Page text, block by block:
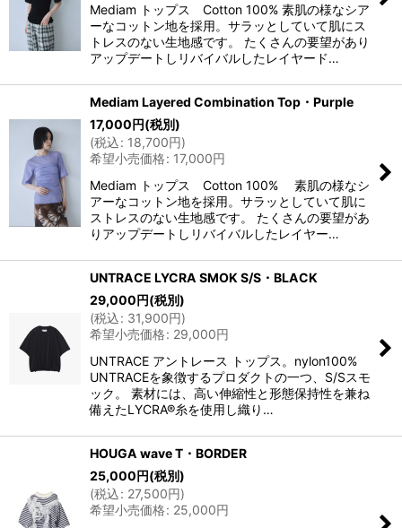
Mediam トップス Cotton 100% 素肌の様なシア
ーなコットン地を採用。サラッとしていて肌にス
トレスのない生地感です。 たくさんの要望があり
アップデートしリバイバルしたレイヤード…
Mediam Layered Combination Top・Purple
17,000円(税別)
(税込: 18,700円)
希望小売価格: 17,000円
Mediam トップス Cotton 100% 素肌の様なシ
アーなコットン地を採用。サラッとしていて肌に
ストレスのない生地感です。 たくさんの要望があ
りアップデートしリバイバルしたレイヤー…
UNTRACE LYCRA SMOK S/S・BLACK
29,000円(税別)
(税込: 31,900円)
希望小売価格: 29,000円
UNTRACE アントレース トップス。nylon100%
UNTRACEを象徴するプロダクトの一つ、S/Sスモ
ック。 素材には、高い伸縮性と形態保持性を兼ね
備えたLYCRA®糸を使用し織り…
HOUGA wave T・BORDER
25,000円(税別)
(税込: 27,500円)
希望小売価格: 25,000円